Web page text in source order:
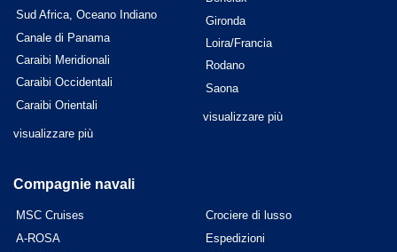
Sud Africa, Oceano Indiano
Canale di Panama
Caraibi Meridionali
Caraibi Occidentali
Caraibi Orientali
visualizzare più
Gironda
Loira/Francia
Rodano
Saona
visualizzare più
Compagnie navali
MSC Cruises
A-ROSA
Crociere di lusso
Espedizioni